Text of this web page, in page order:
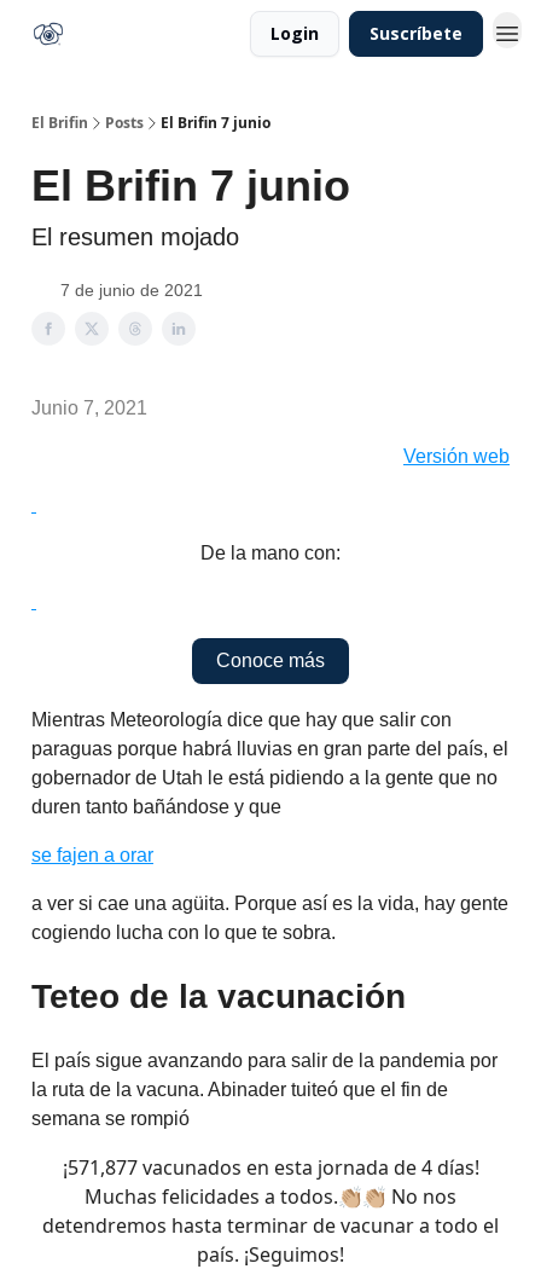
Login Suscríbete
El Brifin Posts El Brifin 7 junio
El Brifin 7 junio
El resumen mojado
7 de junio de 2021
Junio 7, 2021
Versión web
De la mano con:
Conoce más
Mientras Meteorología dice que hay que salir con
paraguas porque habrá lluvias en gran parte del país, el
gobernador de Utah le está pidiendo a la gente que no
duren tanto bañándose y que
se fajen a orar
a ver si cae una agüita. Porque así es la vida, hay gente
cogiendo lucha con lo que te sobra.
Teteo de la vacunación
El país sigue avanzando para salir de la pandemia por
la ruta de la vacuna. Abinader tuiteó que el fin de
semana se rompió
¡571,877 vacunados en esta jornada de 4 días!
Muchas felicidades a todos.👏🏼👏🏼 No nos
detendremos hasta terminar de vacunar a todo el
país. ¡Seguimos!